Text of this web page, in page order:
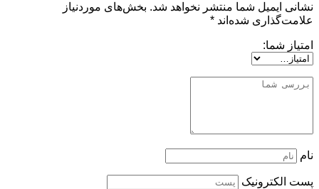
نشانی ایمیل شما منتشر نخواهد شد. بخش‌های موردنیاز
علامت‌گذاری شده‌اند *
امتیاز شما:
نام
پست الکترونیک